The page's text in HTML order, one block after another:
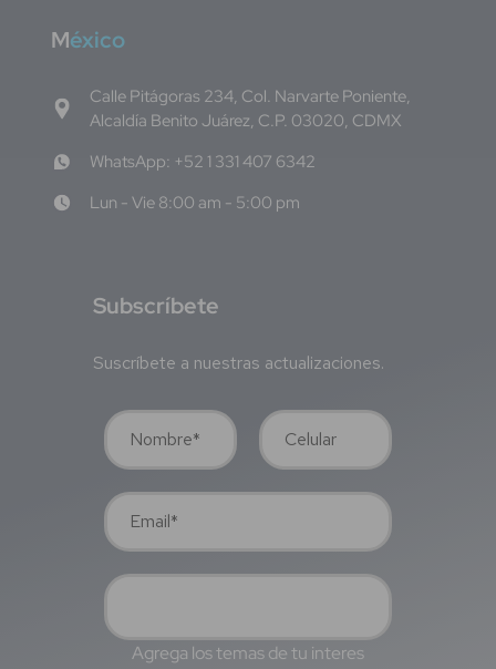
México
Calle Pitágoras 234, Col. Narvarte Poniente,
Alcaldía Benito Juárez, C.P. 03020, CDMX
WhatsApp: +52 1 331 407 6342
Lun - Vie 8:00 am - 5:00 pm
Subscríbete
Suscríbete a nuestras actualizaciones.
Agrega los temas de tu interes